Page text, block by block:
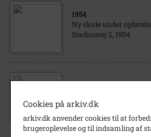
1954
Ny skole under
Stadionvej 2, 1954.
Stadionvej 2, 1954.
Cookies på arkiv.dk
arkiv.dk anvender cookies til at
brugeroplevelse og til indsamling af